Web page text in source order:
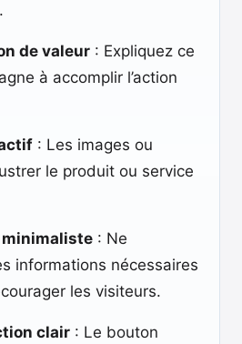
de valeur : Expliquez ce
à accomplir l’action
: Les images ou
le produit ou service
: Ne
informations nécessaires
les visiteurs.
clair : Le bouton